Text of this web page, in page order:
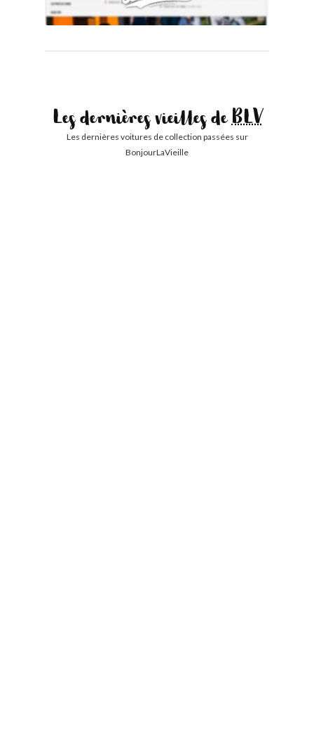
Les dernières vieilles deBLV
Les dernières voitures de collection passées sur
BonjourLaVieille